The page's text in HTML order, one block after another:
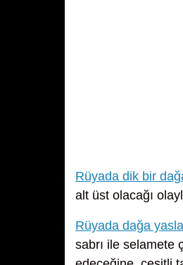
Rüyada dik bir
alt üst olacağı
Rüyada dağa
sabrı ile selamete